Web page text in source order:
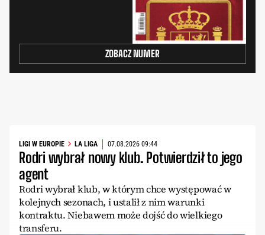
ZOBACZ NUMER
LIGI W EUROPIE LA LIGA 07.08.2026 09:44
Rodri wybrał nowy klub. Potwierdził to jego
agent
Rodri wybrał klub, w którym chce występować w
kolejnych sezonach, i ustalił z nim warunki
kontraktu. Niebawem może dojść do wielkiego
transferu.